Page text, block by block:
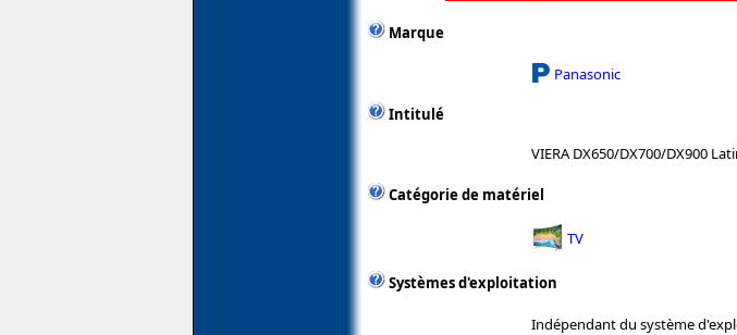
Marque
Panasonic
Intitulé
VIERA DX650/DX700/DX900
Catégorie de matériel
TV
Systèmes d'exploitation
Indépendant du système